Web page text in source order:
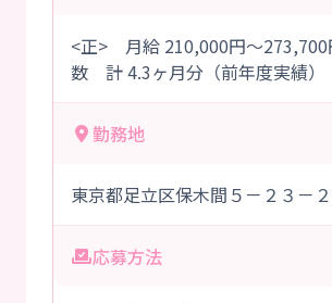
<正> 月給 210,000円～273,700
数 計 4.3ヶ月分（前年度実績）
勤務地
東京都足立区保木間５－２３－
応募方法